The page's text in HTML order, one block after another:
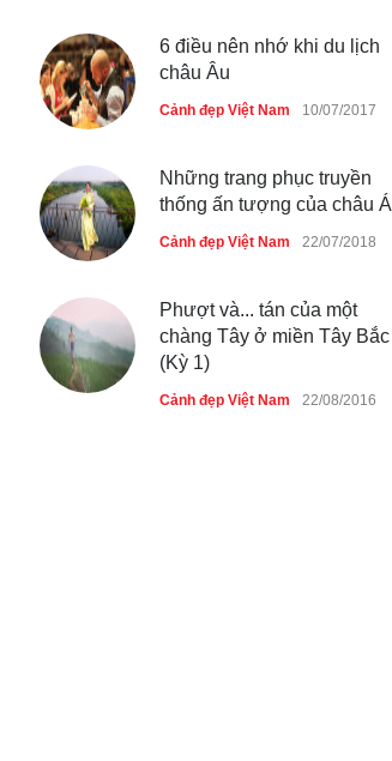
6 điều nên nhớ khi du lịch
châu Âu
Cảnh đẹp Việt Nam 10/07/2017
Những trang phục truyền
thống ấn tượng của châu Á
Cảnh đẹp Việt Nam 22/07/2018
Phượt và... tán của một
chàng Tây ở miền Tây Bắc
(Kỳ 1)
Cảnh đẹp Việt Nam 22/08/2016